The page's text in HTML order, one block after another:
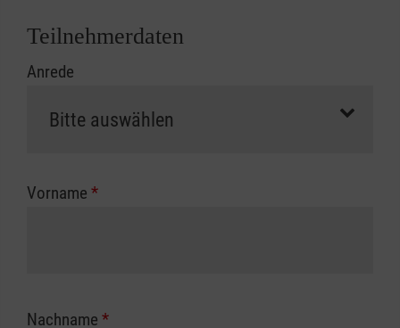
Abrechnungsunterlagen spätestens zu
erfolgt eine Abrechnung der vollen Kursgebühr
Die notwendigen Formulare für die
zuständigen Berufsgenossenschaft oder
Teilnehmerdaten
Anrede
Vorname *
Nachname *